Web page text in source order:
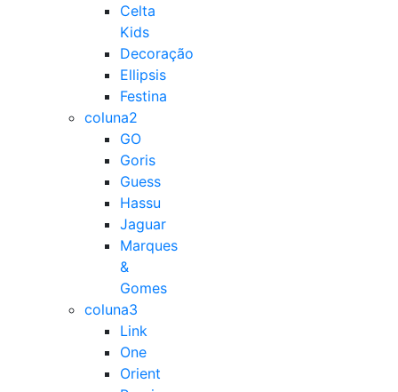
Celta
Kids
Decoração
Ellipsis
Festina
coluna2
GO
Goris
Guess
Hassu
Jaguar
Marques
&
Gomes
coluna3
Link
One
Orient